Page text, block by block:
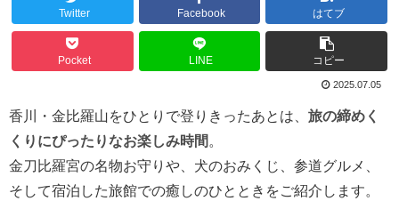
Twitter Facebook はてブ
Pocket LINE コピー
2025.07.05
香川・金比羅山をひとりで登りきったあとは、 旅の締めく
くりにぴったりなお楽しみ時間 。
金刀比羅宮の名物お守りや、犬のおみくじ、参道グルメ、
そして宿泊した旅館での癒しのひとときをご紹介します。